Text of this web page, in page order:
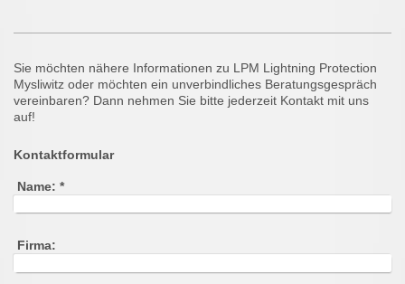
Sie möchten nähere Informationen zu LPM Lightning Protection
Mysliwitz oder möchten ein unverbindliches Beratungsgespräch
vereinbaren? Dann nehmen Sie bitte jederzeit Kontakt mit uns
auf!
Kontaktformular
Name: *
Firma: